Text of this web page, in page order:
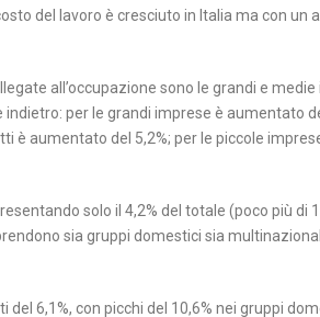
del lavoro è cresciuto in Italia ma con un
all’occupazione sono le grandi e
per le grandi imprese è aumentato
è aumentato del 5,2%; per le piccole
solo il 4,2% del totale (poco più di
sia gruppi domestici sia
6,1%, con picchi del 10,6% nei gruppi